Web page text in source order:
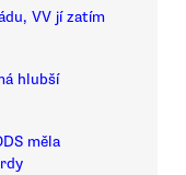
VV jí zatím
hlubší
měla